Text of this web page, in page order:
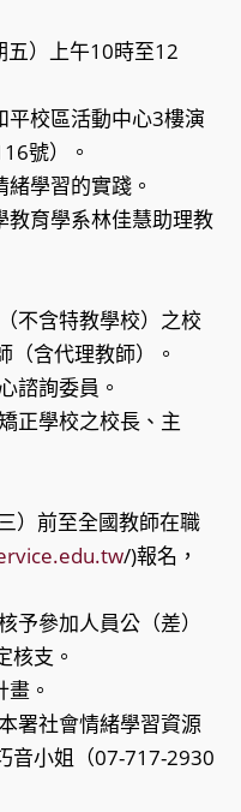
五）上午10時至12
平校區活動中心3樓演
號）。
學習的實踐。
教育學系林佳慧助理教
不含特教學校）之校
（含代理教師）。
諮詢委員。
正學校之校長、主
）前至全國教師在職
/)報名，
予參加人員公（差）
核支。
。
署社會情緒學習資源
音小姐（07-717-2930